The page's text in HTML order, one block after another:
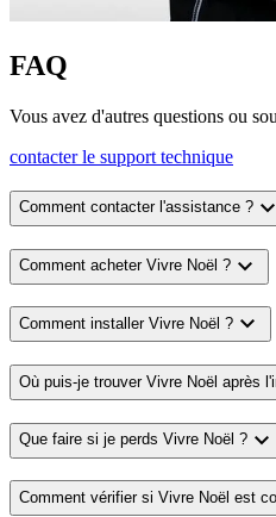
FAQ
Vous avez d'autres questions ou
contacter le support technique
Comment contacter l'assistance ? expand_more
Comment acheter Vivre Noël ? expand_more
Comment installer Vivre Noël ? expand_more
Où puis-je trouver Vivre Noël après
Que faire si je perds Vivre Noël ? expand_more
Comment vérifier si Vivre Noël est